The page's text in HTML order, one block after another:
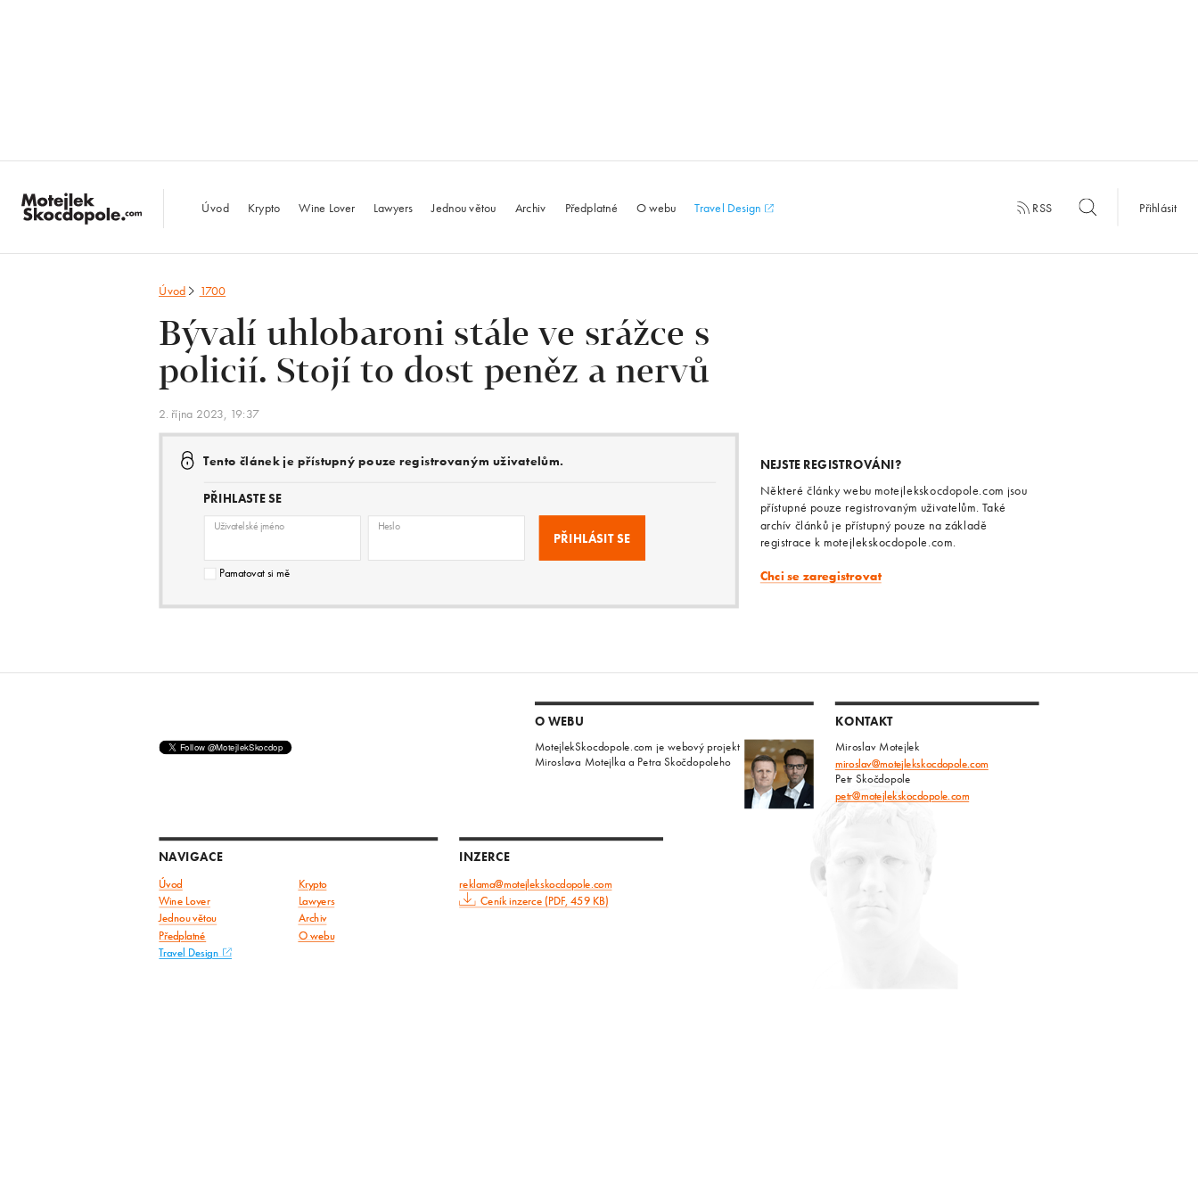
MotejlekSkocdopole.com
Úvod Krypto Wine Lover Lawyers Jednou větou Archiv Předplatné O webu Travel Design RSS Přihlásit
Úvod 1700
Bývalí uhlobaroni stále ve srážce s
policií. Stojí to dost peněz a nervů
2. října 2023, 19:37
Tento článek je přístupný pouze registrovaným uživatelům.
PŘIHLASTE SE
Uživatelské jméno Heslo
Pamatovat si mě
NEJSTE REGISTROVÁNI?
Některé články webu motejlekskocdopole.com jsou
přístupné pouze registrovaným uživatelům. Také
archív článků je přístupný pouze na základě
registrace k motejlekskocdopole.com.
Chci se zaregistrovat
O WEBU
MotejlekSkocdopole.com je webový projekt
Miroslava Motejlka a Petra Skočdopoleho
KONTAKT
Miroslav Motejlek
miroslav@motejlekskocdopole.com
Petr Skočdopole
petr@motejlekskocdopole.com
NAVIGACE
Úvod
Krypto
Wine Lover
Lawyers
Jednou větou Archiv
Předplatné O webu
Travel Design
INZERCE
reklama@motejlekskocdopole.com
Ceník inzerce (PDF, 459 KB)